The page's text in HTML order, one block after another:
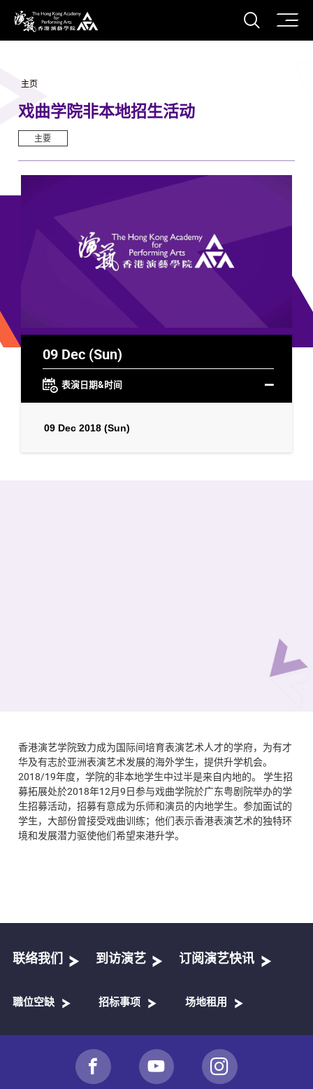
香港演艺学院
打开
主页
戏曲学院非本地招生活动
主要
09 Dec (Sun)
表演日期&时间
09 Dec 2018 (Sun)
香港演艺学院致力成为国际间培育表演艺术人才的学府，为有才
华及有志於亚洲表演艺术发展的海外学生，提供升学机会。
2018/19年度，学院的非本地学生中过半是来自内地的。 学生招
募拓展处於2018年12月9日参与戏曲学院於广东粤剧院举办的学
生招募活动，招募有意成为乐师和演员的内地学生。参加面试的
学生，大部份曾接受戏曲训练；他们表示香港表演艺术的独特环
境和发展潜力驱使他们希望来港升学。​
联络我们 到访演艺 订阅演艺快讯
職位空缺 招标事项 场地租用